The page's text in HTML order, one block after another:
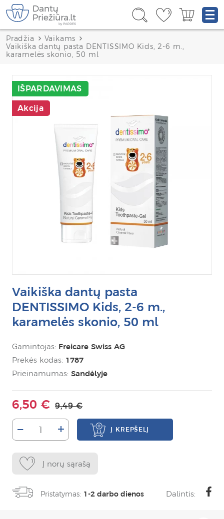
Pradžia
Vaikams
Vaikiška dantų pasta DENTISSIMO Kids, 2-6 m.,
karamelės skonio, 50 ml
IŠPARDAVIMAS
Akcija
Vaikiška dantų pasta
DENTISSIMO Kids, 2-6 m.,
karamelės skonio, 50 ml
Gamintojas: Freicare Swiss AG
Prekės kodas: 1787
Prieinamumas: Sandėlyje
6,50 € 9,49 €
– + Į KREPŠELĮ
Į norų sąrašą
Pristatymas: 1-2 darbo dienos Dalintis: